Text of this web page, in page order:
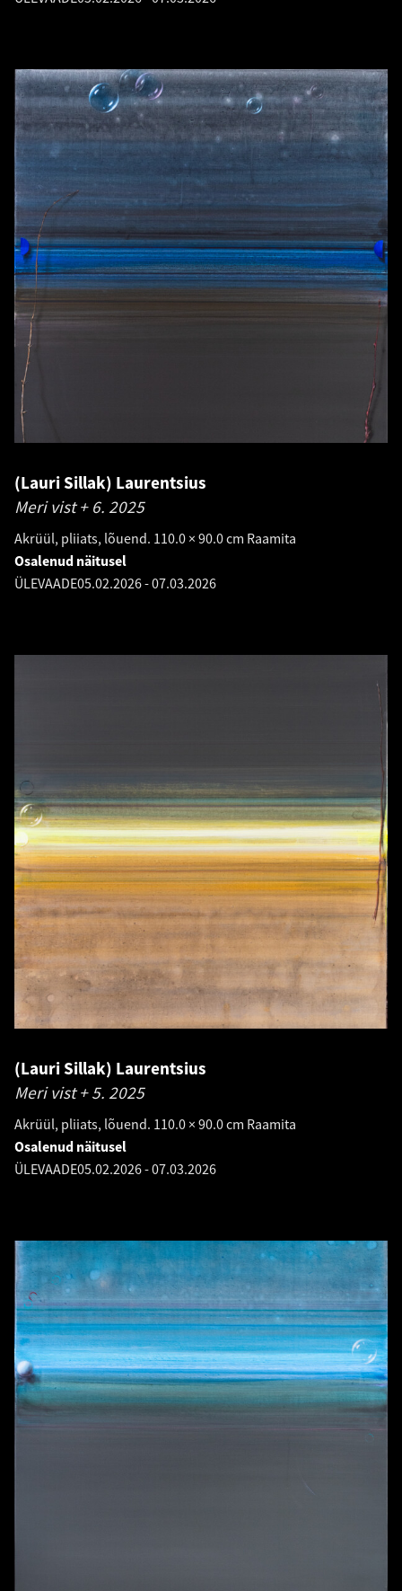
(Lauri Sillak) Laurentsius
Meri vist + 6. 2025
Akrüül, pliiats, lõuend. 110.0 × 90.0 cm Raamita
Osalenud näitusel
ÜLEVAADE05.02.2026-07.03.2026
(Lauri Sillak) Laurentsius
Meri vist + 5. 2025
Akrüül, pliiats, lõuend. 110.0 × 90.0 cm Raamita
Osalenud näitusel
ÜLEVAADE05.02.2026-07.03.2026